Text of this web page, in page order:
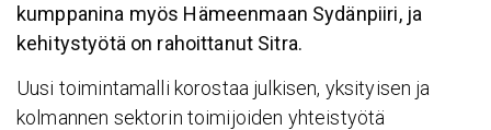
kumppanina myös Hämeenmaan Sydänpiiri, ja
kehitystyötä on rahoittanut Sitra.
Uusi toimintamalli korostaa julkisen, yksityisen ja
kolmannen sektorin toimijoiden yhteistyötä